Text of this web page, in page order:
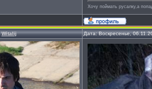
Хочу поймать русалку,а
Witalij Дата: Воскресенье,